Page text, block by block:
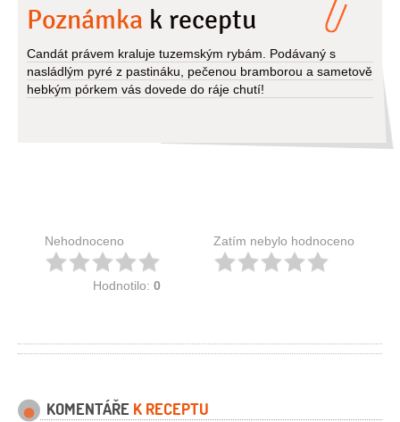
Poznámka k receptu
Candát právem kraluje tuzemským rybám. Podávaný s
nasládlým pyré z pastináku, pečenou bramborou a sametově
hebkým pórkem vás dovede do ráje chutí!
Nehodnoceno
Hodnotilo: 0
Zatím nebylo hodnoceno
KOMENTÁŘE K RECEPTU